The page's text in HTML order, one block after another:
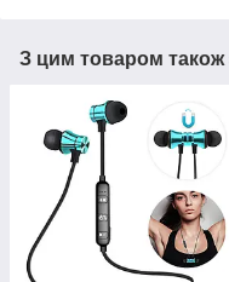
З цим товаром